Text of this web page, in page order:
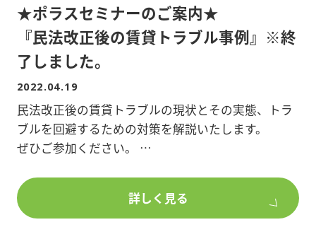
※オンライン参加希望の方は後日メールアドレスに
セミナーURLを送付いたします。
★ポラスセミナーのご案内★
『民法改正後の賃貸トラブル事例』※終
了しました。
2022.04.19
民法改正後の賃貸トラブルの現状とその実態、トラ
ブルを回避するための対策を解説いたします。
ぜひご参加ください。
開催日時:2022年5月14日(土)14:30～15:00(受付開始
14:00～)
詳しく見る